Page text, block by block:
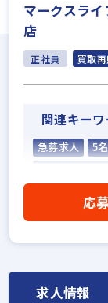
マークスラ
店
正社員 買取
関連キーワ
急募求人 5
フレックス勤務
応
求人情報